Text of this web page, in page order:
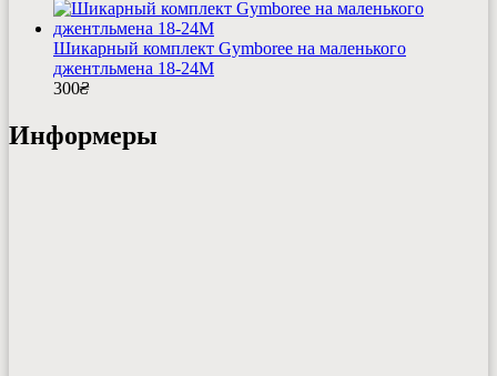
Шикарный комплект Gymboree на маленького
джентльмена 18-24М
300₴
Информеры